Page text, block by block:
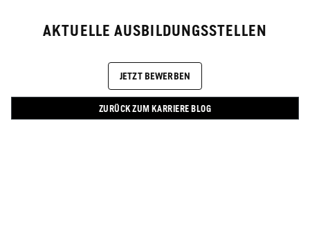
AKTUELLE AUSBILDUNGSSTELLEN
JETZT BEWERBEN
ZURÜCK ZUM KARRIERE BLOG